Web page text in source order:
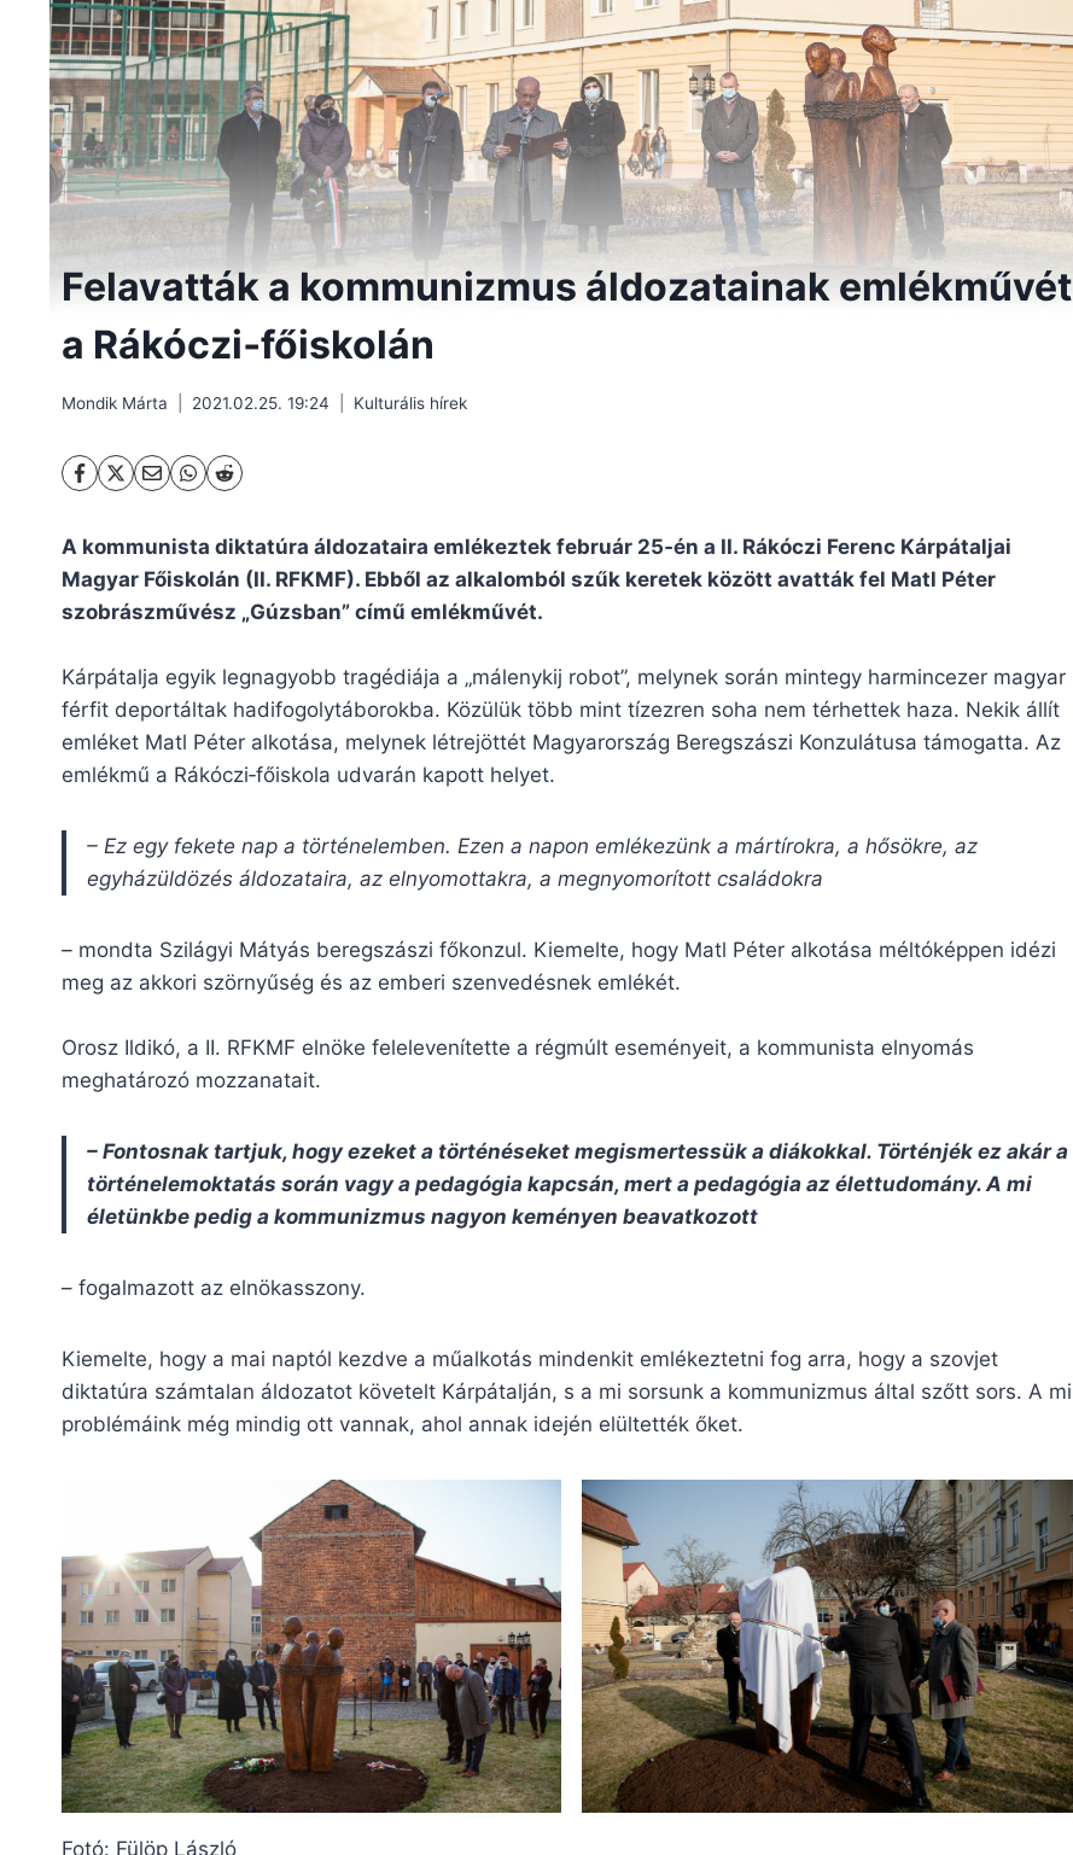
Felavatták a kommunizmus áldozatainak emlékművét
a Rákóczi‐főiskolán
Mondik Márta 2021.02.25. 19:24 Kulturális hírek
A kommunista diktatúra áldozataira emlékeztek február 25‐én a II. Rákóczi Ferenc Kárpátaljai
Magyar Főiskolán (II. RFKMF). Ebből az alkalomból szűk keretek között avatták fel Matl Péter
szobrászművész „Gúzsban” című emlékművét.
Kárpátalja egyik legnagyobb tragédiája a „málenykij robot”, melynek során mintegy harmincezer magyar
férfit deportáltak hadifogolytáborokba. Közülük több mint tízezren soha nem térhettek haza. Nekik állít
emléket Matl Péter alkotása, melynek létrejöttét Magyarország Beregszászi Konzulátusa támogatta. Az
emlékmű a Rákóczi‐főiskola udvarán kapott helyet.
– Ez egy fekete nap a történelemben. Ezen a napon emlékezünk a mártírokra, a hősökre, az
egyházüldözés áldozataira, az elnyomottakra, a megnyomorított családokra
– mondta Szilágyi Mátyás beregszászi főkonzul. Kiemelte, hogy Matl Péter alkotása méltóképpen idézi
meg az akkori szörnyűség és az emberi szenvedésnek emlékét.
Orosz Ildikó, a II. RFKMF elnöke felelevenítette a régmúlt eseményeit, a kommunista elnyomás
meghatározó mozzanatait.
– Fontosnak tartjuk, hogy ezeket a történéseket megismertessük a diákokkal. Történjék ez akár a
történelemoktatás során vagy a pedagógia kapcsán, mert a pedagógia az élettudomány. A mi
életünkbe pedig a kommunizmus nagyon keményen beavatkozott
– fogalmazott az elnökasszony.
Kiemelte, hogy a mai naptól kezdve a műalkotás mindenkit emlékeztetni fog arra, hogy a szovjet
diktatúra számtalan áldozatot követelt Kárpátalján, s a mi sorsunk a kommunizmus által szőtt sors. A mi
problémáink még mindig ott vannak, ahol annak idején elültették őket.
Fotó: Fülöp László